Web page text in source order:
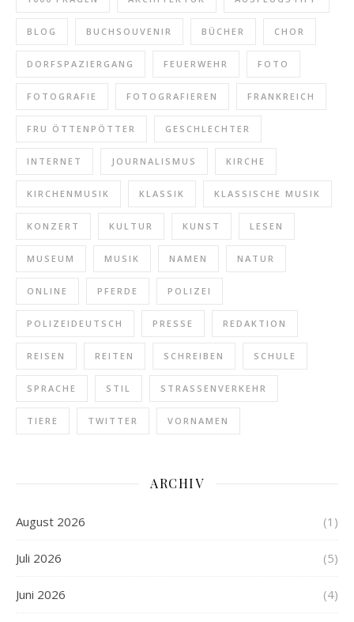
BLOG BUCHSOUVENIR BÜCHER CHOR
DORFSPAZIERGANG FEUERWEHR FOTO
FOTOGRAFIE FOTOGRAFIEREN FRANKREICH
FRU ÖTTENPÖTTER GESCHLECHTER
INTERNET JOURNALISMUS KIRCHE
KIRCHENMUSIK KLASSIK KLASSISCHE MUSIK
KONZERT KULTUR KUNST LESEN
MUSEUM MUSIK NAMEN NATUR
ONLINE PFERDE POLIZEI
POLIZEIDEUTSCH PRESSE REDAKTION
REISEN REITEN SCHREIBEN SCHULE
SPRACHE STIL STRASSENVERKEHR
TIERE TWITTER VORNAMEN
ARCHIV
August 2026 (1)
Juli 2026 (5)
Juni 2026 (4)